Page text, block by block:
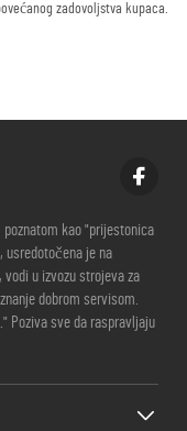
zadovoljstva kupaca.
poznatom kao "prijestonica
usredotočena je na
u izvozu strojeva za
dobrom servisom.
Poziva sve da raspravljaju